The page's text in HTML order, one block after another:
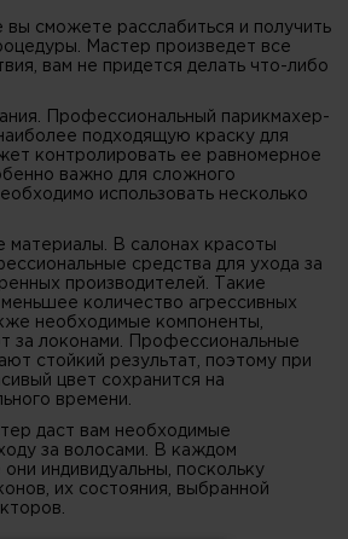
сможете расслабиться и получить
Мастер произведет все
вам не придется делать что-либо
Профессиональный парикмахер-
подходящую краску для
контролировать ее равномерное
важно для сложного
использовать несколько
материалы. В салонах красоты
средства для ухода за
производителей. Такие
количество агрессивных
необходимые компоненты,
за локонами. Профессиональные
стойкий результат, поэтому при
цвет сохранится на
времени.
даст вам необходимые
за волосами. В каждом
индивидуальны, поскольку
их состояния, выбранной